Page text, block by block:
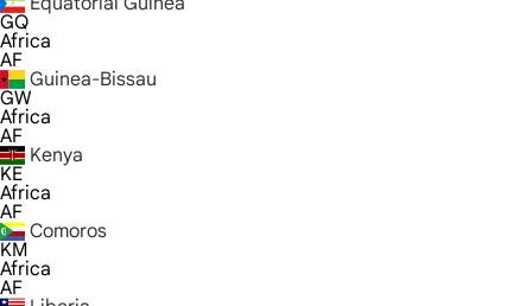
GQ
Africa
AF
Guinea-Bissau
GW
Africa
AF
Kenya
KE
Africa
AF
Comoros
KM
Africa
AF